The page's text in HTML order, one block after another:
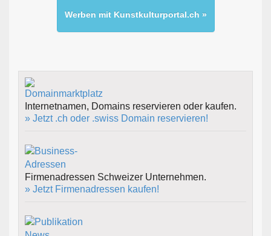
Werben mit Kunstkulturportal.ch »
Internetnamen, Domains reservieren oder kaufen.
» Jetzt .ch oder .swiss Domain reservieren!
Firmenadressen Schweizer Unternehmen.
» Jetzt Firmenadressen kaufen!